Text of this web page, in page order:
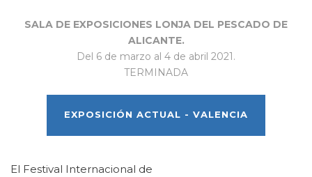
SALA DE EXPOSICIONES LONJA DEL PESCADO DE
ALICANTE.
Del 6 de marzo al 4 de abril 2021.
TERMINADA
EXPOSICIÓN ACTUAL - VALENCIA
El Festival Internacional de